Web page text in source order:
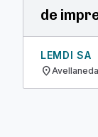
de
LEMDI SA
location_on